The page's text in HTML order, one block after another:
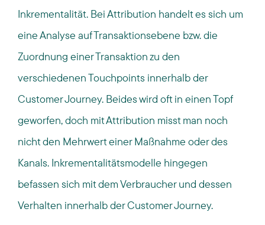
Inkrementalität. Bei Attribution handelt es sich um
eine Analyse auf Transaktionsebene bzw. die
Zuordnung einer Transaktion zu den
verschiedenen Touchpoints innerhalb der
Customer Journey. Beides wird oft in einen Topf
geworfen, doch mit Attribution misst man noch
nicht den Mehrwert einer Maßnahme oder des
Kanals. Inkrementalitätsmodelle hingegen
befassen sich mit dem Verbraucher und dessen
Verhalten innerhalb der Customer Journey.